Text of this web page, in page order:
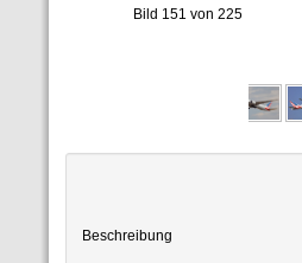
Bild 151 von 225
Beschreibung